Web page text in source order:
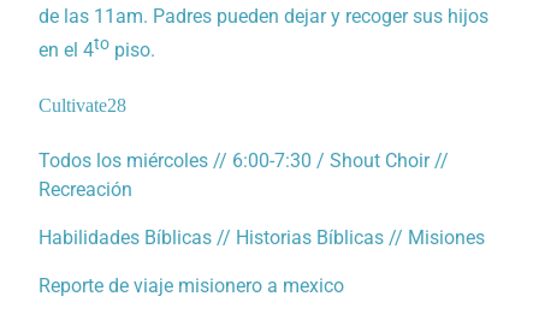
de las 11am. Padres pueden dejar y recoger sus hijos
en el 4to piso.
Cultivate28
Todos los miércoles // 6:00-7:30 / Shout Choir //
Recreación
Habilidades Bíblicas // Historias Bíblicas // Misiones
Reporte de viaje misionero a mexico